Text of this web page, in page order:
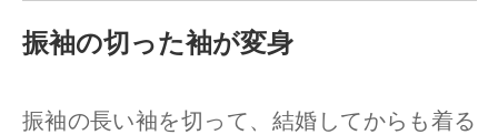
振袖の切った袖が変身
振袖の長い袖を切って、結婚してからも着る